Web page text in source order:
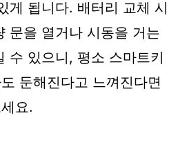
게 됩니다. 배터리 교체 시
문을 열거나 시동을 거는
수 있으니, 평소 스마트키
둔해진다고 느껴진다면
요.